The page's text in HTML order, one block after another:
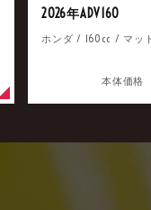
2026年ADV160
本体価格